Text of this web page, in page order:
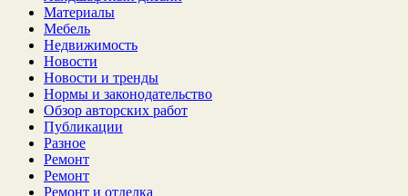
Материалы
Мебель
Недвижимость
Новости
Новости и тренды
Нормы и законодательство
Обзор авторских работ
Публикации
Разное
Ремонт
Ремонт
Ремонт и отделка